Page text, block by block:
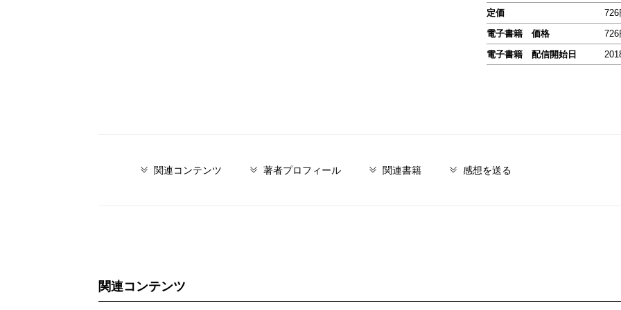
定価
726
電子書籍 価格
726
電子書籍 配信開始日
関連コンテンツ 著者プロフィール 関連書籍 感想を送る
関連コンテンツ